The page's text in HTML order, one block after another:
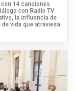
14 canciones
con Radio TV
la influencia de
vida que atraviesa